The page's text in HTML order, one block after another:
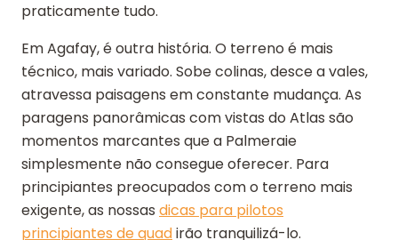
praticamente tudo.
Em Agafay, é outra história. O terreno é mais
técnico, mais variado. Sobe colinas, desce a vales,
atravessa paisagens em constante mudança. As
paragens panorâmicas com vistas do Atlas são
momentos marcantes que a Palmeraie
simplesmente não consegue oferecer. Para
principiantes preocupados com o terreno mais
exigente, as nossas dicas para pilotos
principiantes de quadirão tranquilizá-lo.